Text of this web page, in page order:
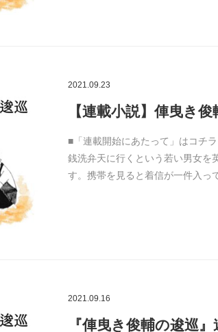
2021.09.23
【連載小説】俥曳き俊
■「連載開始にあたって」はコチ
銭洗弁天に行くという若い男女を
す。携帯を見ると着信が一件入っ
2021.09.16
『俥曳き俊輔の逡巡